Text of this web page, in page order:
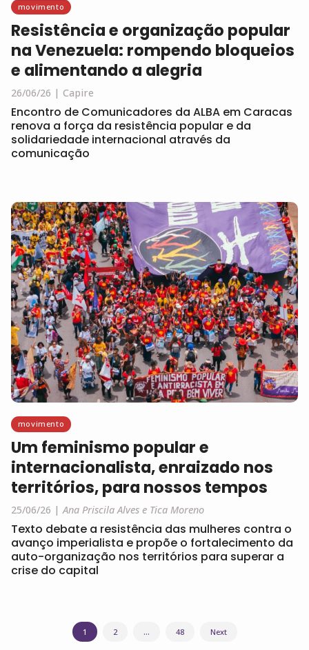
movimento
Resistência e organização popular
na Venezuela: rompendo bloqueios
e alimentando a alegria
26/06/26 Capire
Encontro de Comunicadores da ALBA em Caracas
renova a força da resistência popular e da
solidariedade internacional através da
comunicação
movimento
Um feminismo popular e
internacionalista, enraizado nos
territórios, para nossos tempos
25/06/26 Ana Priscila Alves e Tica Moreno
Texto debate a resistência das mulheres contra o
avanço imperialista e propõe o fortalecimento da
auto-organização nos territórios para superar a
crise do capital
Navegação
1 2 … 48 Next